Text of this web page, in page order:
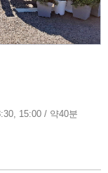
15:00 / 약40분